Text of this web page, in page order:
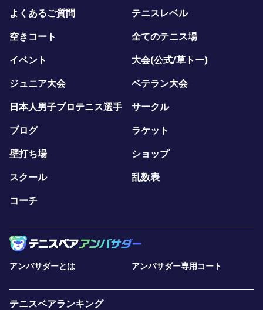
よくあるご質問 テニスレベル
空きコート 全てのテニス場
イベント 大会(公式/草トー)
ジュニア大会 ベテラン大会
日本人男子プロテニス選手 サークル
ブログ ラケット
壁打ち場 ショップ
スクール 乱数表
コーチ
アンバサダーとは アンバサダー専用コート
テニスベアランキング